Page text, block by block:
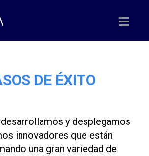
DE ÉXITO
y desplegamos
innovadores que están
una gran variedad de